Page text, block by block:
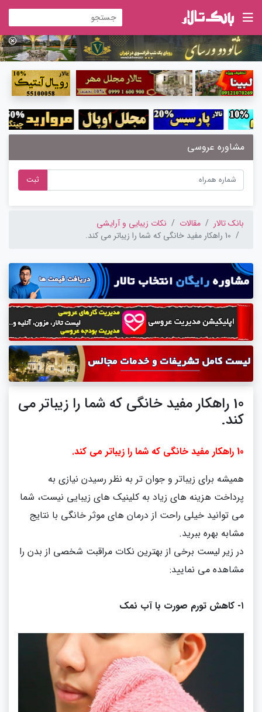
مشاوره عروسی
ثبت
بانک تالار مقالات
نکات زیبایی و آرایشی
10 راهکار مفید خانگی که شما را زیباتر می کند.
10 راهکار مفید خانگی که شما را زیباتر می
کند.
10 راهکار مفید خانگی که شما را زیباتر می کند.
همیشه برای زیباتر و جوان تر به نظر رسیدن نیازی به
پرداخت هزینه های زیاد به کلینیک های زیبایی نیست، شما
می توانید خیلی راحت از درمان های موثر خانگی با نتایج
مشابه بهره ببرید.
در زیر لیست برخی از بهترین نکات مراقبت شخصی از بدن را
مشاهده می نمایید:
۱- کاهش تورم صورت با آب نمک